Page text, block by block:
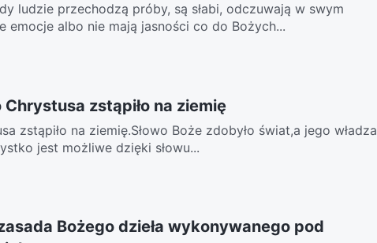
ludzie przechodzą próby, są słabi, odczuwają w swym
emocje albo nie mają jasności co do Bożych...
zstąpiło na ziemię
zstąpiło na ziemię.Słowo Boże zdobyło świat,a jego władza
jest możliwe dzięki słowu...
Bożego dzieła wykonywanego pod